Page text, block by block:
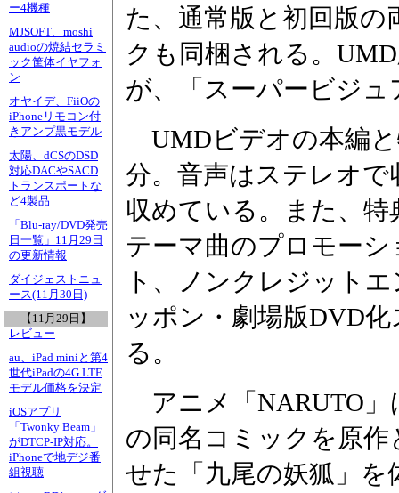
ー4機種
MJSOFT、moshi
audioの焼結セラミ
ック筐体イヤフォ
ン
オヤイデ、FiiOの
iPhoneリモコン付
きアンプ黒モデル
太陽、dCSのDSD
対応DACやSACD
トランスポートな
ど4製品
「Blu-ray/DVD発売
日一覧」11月29日
の更新情報
ダイジェストニュ
ース(11月30日)
【11月29日】
レビュー
au、iPad miniと第4
世代iPadの4G LTE
モデル価格を決定
iOSアプリ
「Twonky Beam」
がDTCP-IP対応。
iPhoneで地デジ番
組視聴
た、通常版と初回版
クも同梱される。
が、「スーパービジ
UMDビデオの本編と
分。音声はステレオ
収めている。また、
テーマ曲のプロモー
ト、ノンクレジット
ッポン・劇場版DVD
る。
アニメ「NARUTO」
の同名コミックを原
せた「九尾の妖狐」